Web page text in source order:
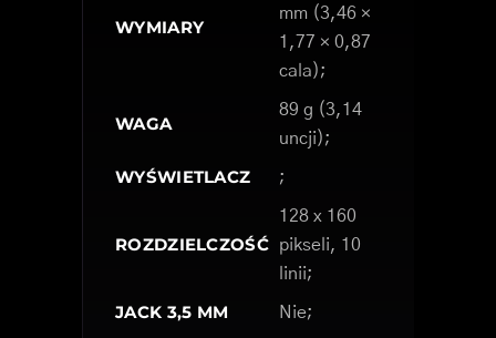
WYMIARY
mm (3,46 ×
1,77 × 0,87
cala);
WAGA
89 g (3,14
uncji);
WYŚWIETLACZ ;
ROZDZIELCZOŚĆ
128 x 160
pikseli, 10
linii;
JACK 3,5 MM Nie;